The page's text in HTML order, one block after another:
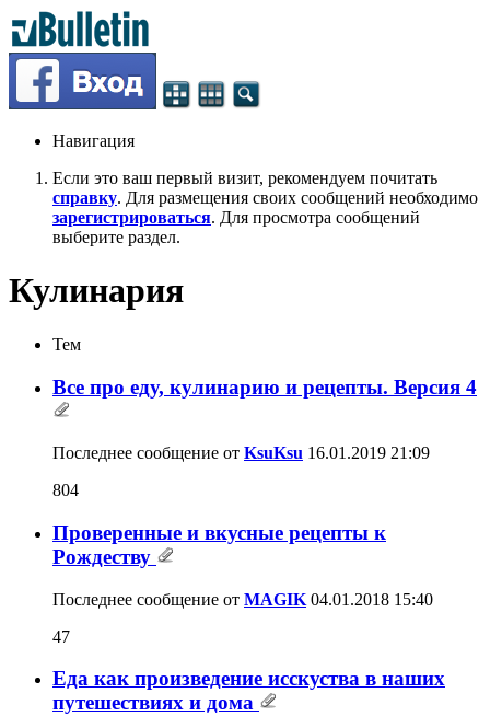
Навигация
Если это ваш первый визит, рекомендуем почитать
справку. Для размещения своих сообщений необходимо
зарегистрироваться. Для просмотра сообщений
выберите раздел.
Кулинария
Тем
Все про еду, кулинарию и рецепты. Версия 4
Последнее сообщение от KsuKsu 16.01.2019 21:09
804
Проверенные и вкусные рецепты к
Рождеству
Последнее сообщение от MAGIK 04.01.2018 15:40
47
Еда как произведение исскуства в наших
путешествиях и дома